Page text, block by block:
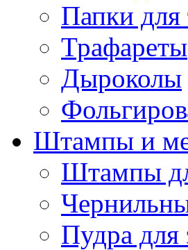
Папки для
Трафареты
Дыроколы
Штампы и
Штампы
Пудра для